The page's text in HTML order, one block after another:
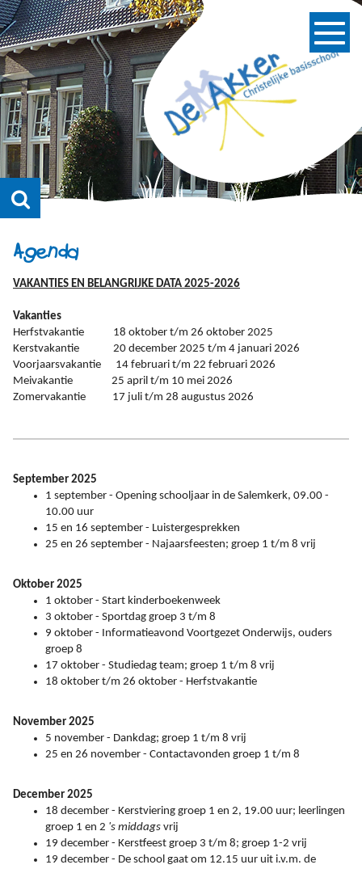
Agenda
VAKANTIES EN BELANGRIJKE DATA 2025-2026
Vakanties
Herfstvakantie 18 oktober t/m 26 oktober 2025
Kerstvakantie 20 december 2025 t/m 4 januari 2026
Voorjaarsvakantie 14 februari t/m 22 februari 2026
Meivakantie 25 april t/m 10 mei 2026
Zomervakantie 17 juli t/m 28 augustus 2026
September 2025
1 september - Opening schooljaar in de Salemkerk, 09.00 -
10.00 uur
15 en 16 september - Luistergesprekken
25 en 26 september - Najaarsfeesten; groep 1 t/m 8 vrij
Oktober 2025
1 oktober - Start kinderboekenweek
3 oktober - Sportdag groep 3 t/m 8
9 oktober - Informatieavond Voortgezet Onderwijs, ouders
groep 8
17 oktober - Studiedag team; groep 1 t/m 8 vrij
18 oktober t/m 26 oktober - Herfstvakantie
November 2025
5 november - Dankdag; groep 1 t/m 8 vrij
25 en 26 november - Contactavonden groep 1 t/m 8
December 2025
18 december - Kerstviering groep 1 en 2, 19.00 uur; leerlingen
groep 1 en 2 's middags vrij
19 december - Kerstfeest groep 3 t/m 8; groep 1-2 vrij
19 december - De school gaat om 12.15 uur uit i.v.m. de